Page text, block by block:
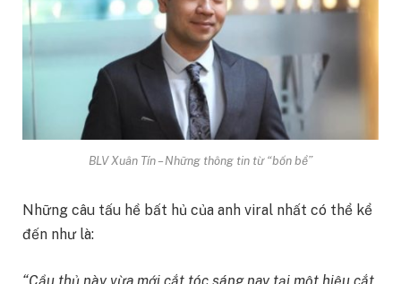
BLV Xuân Tín – Những thông tin từ “bốn bể”
Những câu tấu hề bất hủ của anh viral nhất có thể kể
đến như là: